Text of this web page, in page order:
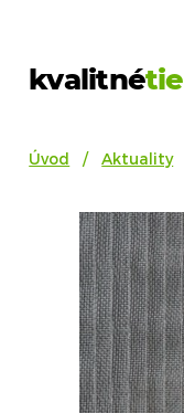
kvalitné
Úvod Aktuality